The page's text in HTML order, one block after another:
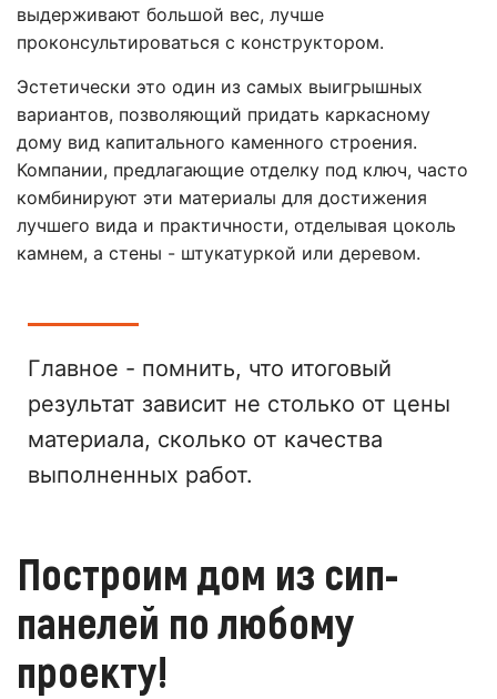
выдерживают большой вес, лучше
проконсультироваться с конструктором.
Эстетически это один из самых выигрышных
вариантов, позволяющий придать каркасному
дому вид капитального каменного строения.
Компании, предлагающие отделку под ключ, часто
комбинируют эти материалы для достижения
лучшего вида и практичности, отделывая цоколь
камнем, а стены - штукатуркой или деревом.
Главное - помнить, что итоговый
результат зависит не столько от цены
материала, сколько от качества
выполненных работ.
Построим дом из сип-
панелей по любому
проекту!